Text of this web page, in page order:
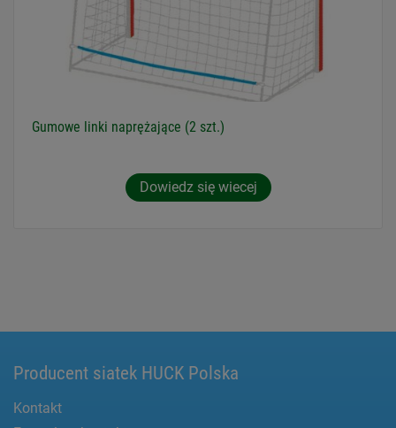
Gumowe linki naprężające (2 szt.)
Dowiedz się wiecej
Producent siatek HUCK Polska
Kontakt